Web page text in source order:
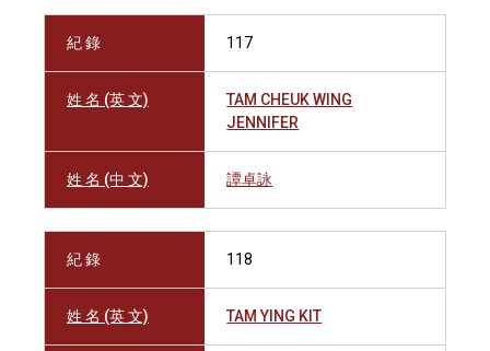
紀 錄 117
姓 名 (英 文)
TAM CHEUK WING
JENNIFER
姓 名 (中 文) 譚卓詠
紀 錄 118
姓 名 (英 文) TAM YING KIT